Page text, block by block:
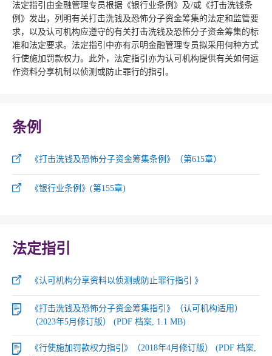
法定指引由金融管理专员根据《银行业条例》及/或《打击洗钱条
例》发出，列明有关打击洗钱及恐怖分子资金筹集的法定和监管要
求，以及认可机构应遵守的有关打击洗钱及恐怖分子资金筹集的标
准和法定要求。法定指引中亦有示明金融管理专员拟采用何种方式
行使施加罚款权力。此外，法定指引亦为认可机构提供有关如何运
作资料分享机制以侦测或防止罪行的指引。
条例
《打击洗钱及恐怖分子资金筹集条例》（第615章）
《银行业条例》(第155章)
法定指引
《认可机构分享资料以侦测或防止罪行指引 》
《打击洗钱及恐怖分子资金筹集指引》（认可机构适用）
（2023年5月修订版） (PDF 档案, 1.1 MB)
《行使施加罚款权力指引》（2018年4月修订版） (PDF 档案,